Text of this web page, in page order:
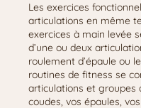
Les exercices
articulations en même
exercices à main levée
d’une ou deux
roulement d’épaule ou
routines de fitness se
articulations et groupes
coudes, vos épaules,